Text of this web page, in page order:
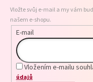
Vložte svůj e-mail a my vám
našem e-shopu.
E-mail
Vložením e-mailu
údajů